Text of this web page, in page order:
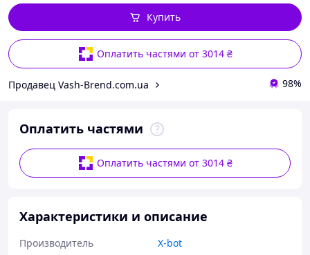
Оплатить частями от 3014 ₴
Купить
Продавец Vash-Brend.com.ua 98%
Оплатить частями
Оплатить частями от 3014 ₴
Характеристики и описание
Производитель
X-bot